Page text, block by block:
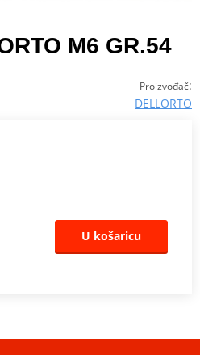
M6 GR.54
Proizvođač:
DELLORTO
U košaricu